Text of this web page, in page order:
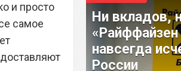
и просто
самое
Ни вкладов,
«Райффайзен
навсегда
России